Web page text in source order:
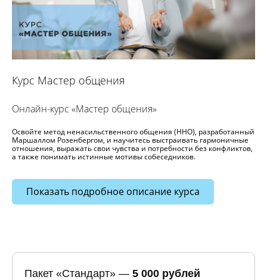
Курс Мастер общения
Онлайн-курс «Мастер общения»
Освойте метод ненасильственного общения (ННО), разработанный
Маршаллом Розенбергом, и научитесь выстраивать гармоничные
отношения, выражать свои чувства и потребности без конфликтов,
а также понимать истинные мотивы собеседников.
Показать подробное описание курса
Пакет «Стандарт» — 5 000 рублей